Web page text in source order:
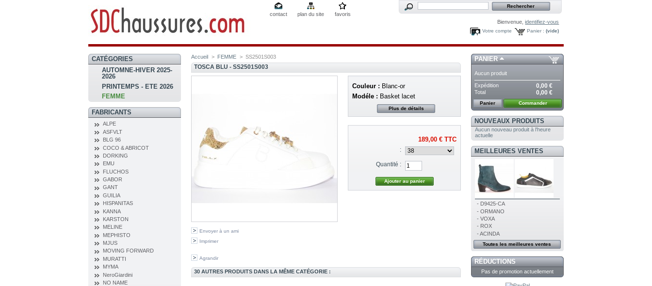
contact plan du site
favoris
Bienvenue,identifiez-vous
Panier : (vide)
Votre compte
CATÉGORIES
AUTOMNE-HIVER 2025-
2026
PRINTEMPS - ETE 2026
FEMME
FABRICANTS
ALPE
ASFVLT
BLG 96
COCO & ABRICOT
DORKING
EMU
FLUCHOS
GABOR
GANT
GUILIA
HISPANITAS
KANNA
KARSTON
MELINE
MEPHISTO
MJUS
MOVING FORWARD
MURATTI
MYMA
NeroGiardini
NO NAME
Accueil > FEMME > SS2501S003
TOSCA BLU - SS2501S003
Envoyer à un ami
Imprimer
Agrandir
Couleur : Blanc-or
Modéle : Basket lacet
Plus de détails
189,00 €TTC
:
Quantité :
30 AUTRES PRODUITS DANS LA MÊME CATÉGORIE :
PANIER
Aucun produit
Expédition 0,00 €
Total 0,00 €
Panier Commander
NOUVEAUX PRODUITS
Aucun nouveau produit à l'heure
actuelle
MEILLEURES VENTES
- D9425-CA
- ORMANO
- VOXA
- ROX
- ACINDA
Toutes les meilleures ventes
RÉDUCTIONS
Pas de promotion actuellement